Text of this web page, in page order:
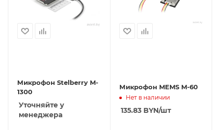
Микрофон Stelberry M-
1300
Уточняйте у
менеджера
Микрофон MEMS M-60
Нет в наличии
135.83BYN/шт